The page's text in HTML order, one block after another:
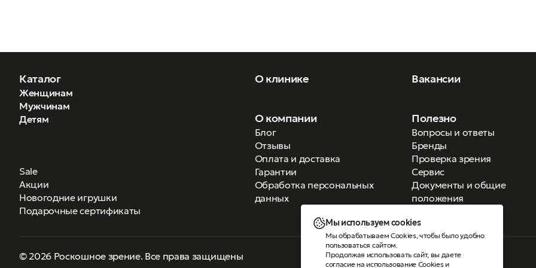
Каталог
Женщинам
Мужчинам
Детям
Sale
Акции
Новогодние игрушки
Подарочные сертификаты
О клинике Вакансии
О компании
Блог
Отзывы
Оплата и доставка
Гарантии
Обработка персональных
данных
Полезно
Вопросы и ответы
Бренды
Проверка зрения
Сервис
Документы и общие
положения
© 2026 Роскошное зрение. Все права защищены
Версия для слабовидящих
Мы используем cookies
Мы обрабатываем Cookies, чтобы было удобно
пользоваться сайтом.
Продолжая использовать сайт, вы даете
согласие на использование Cookiesи